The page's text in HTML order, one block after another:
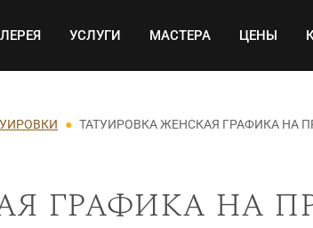
навигация
УСЛУГИ МАСТЕРА ЦЕНЫ
ТАТУИРОВКА ЖЕНСКАЯ ГРАФИКА НА
графика на